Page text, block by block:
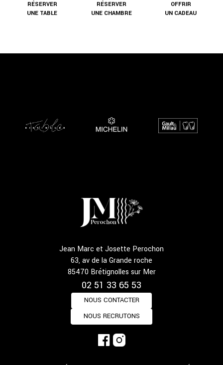
RÉSERVER
UNE TABLE
RÉSERVER
UNE CHAMBRE
OFFRIR
UN CADEAU
Jean Marc et Josette Perochon
63, av de la Grande roche
85470 Brétignolles sur Mer
02 51 33 65 53
NOUS CONTACTER
NOUS RECRUTONS